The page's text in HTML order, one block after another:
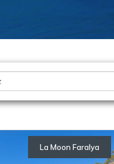
Otellerimiz
La Moon Faralya